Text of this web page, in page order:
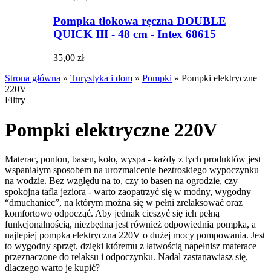
Pompka tłokowa ręczna DOUBLE
QUICK III - 48 cm - Intex 68615
35,00 zł
Strona główna » Turystyka i dom » Pompki » Pompki elektryczne
220V
Filtry
Pompki elektryczne 220V
Materac, ponton, basen, koło, wyspa - każdy z tych produktów jest
wspaniałym sposobem na urozmaicenie beztroskiego wypoczynku
na wodzie. Bez względu na to, czy to basen na ogrodzie, czy
spokojna tafla jeziora - warto zaopatrzyć się w modny, wygodny
“dmuchaniec”, na którym można się w pełni zrelaksować oraz
komfortowo odpocząć. Aby jednak cieszyć się ich pełną
funkcjonalnością, niezbędna jest również odpowiednia pompka, a
najlepiej pompka elektryczna 220V o dużej mocy pompowania. Jest
to wygodny sprzęt, dzięki któremu z łatwością napełnisz materace
przeznaczone do relaksu i odpoczynku. Nadal zastanawiasz się,
dlaczego warto je kupić?